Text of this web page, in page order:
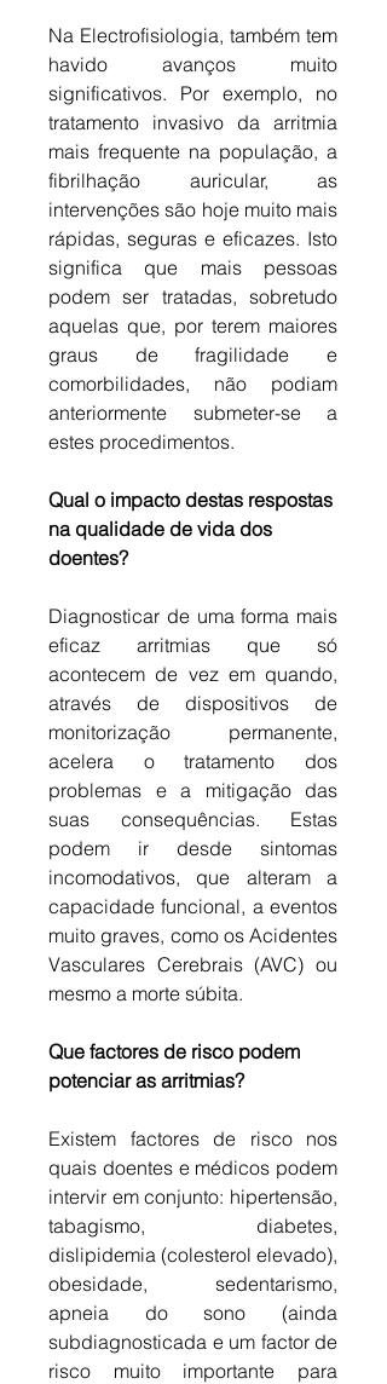
Na Electrofisiologia, também tem
havido avanços muito
significativos. Por exemplo, no
tratamento invasivo da arritmia
mais frequente na população, a
fibrilhação auricular, as
intervenções são hoje muito mais
rápidas, seguras e eficazes. Isto
significa que mais pessoas
podem ser tratadas, sobretudo
aquelas que, por terem maiores
graus de fragilidade e
comorbilidades, não podiam
anteriormente submeter-se a
estes procedimentos.
Qual o impacto destas respostas
na qualidade de vida dos
doentes?
Diagnosticar de uma forma mais
eficaz arritmias que só
acontecem de vez em quando,
através de dispositivos de
monitorização permanente,
acelera o tratamento dos
problemas e a mitigação das
suas consequências. Estas
podem ir desde sintomas
incomodativos, que alteram a
capacidade funcional, a eventos
muito graves, como os Acidentes
Vasculares Cerebrais (AVC) ou
mesmo a morte súbita.
Que factores de risco podem
potenciar as arritmias?
Existem factores de risco nos
quais doentes e médicos podem
intervir em conjunto: hipertensão,
tabagismo, diabetes,
dislipidemia (colesterol elevado),
obesidade, sedentarismo,
apneia do sono (ainda
subdiagnosticada e um factor de
risco muito importante para